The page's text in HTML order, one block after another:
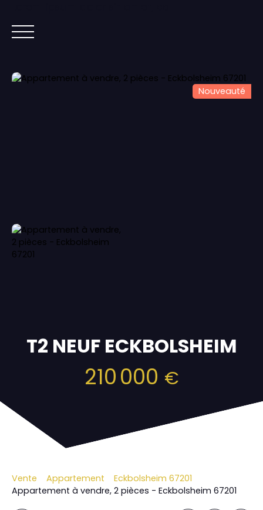
ACCUEIL ACHETER
IMMOBILIER NEUF
Nouveauté
T2 NEUF ECKBOLSHEIM
210 000 €
Vente Appartement
Eckbolsheim 67201
Appartement à vendre, 2 pièces - Eckbolsheim 67201